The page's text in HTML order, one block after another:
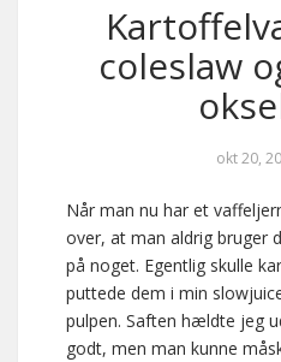
coleslaw
okt 20,
Når man nu har et
over, at man aldrig bruger
på noget. Egentlig skulle
puttede dem i min
pulpen. Saften hældte jeg
godt, men man kunne